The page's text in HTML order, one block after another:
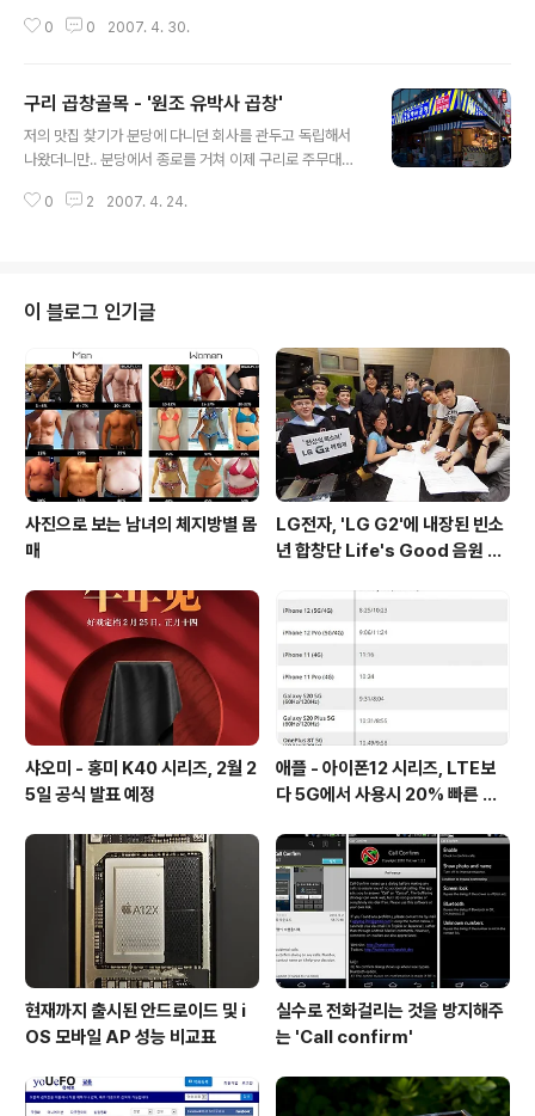
집(?)치고는 어느 페밀리 레스토랑에도 뒤지지 않을 정도
'씨푸드 차우면'을 주문했습니다. 먼저 나온 것은 다양한 해
산물과 야채를 에그 누들위에 얹어낸 씨푸드 차우면(15,9
00원, 부가세별도) 에그면이라 면발의 맛을 느끼기는 어려
잘(?)한게 먹을만 했습니다. 사진상으로는 사이즈 짐작이
0 0 2007. 4. 30.
구리 곱창골목 - '원조 유박사 곱창'
저의 맛집 찾기가 분당에 다니던 회사를 관두고 독립해서
나왔더니만.. 분당에서 종로를 거쳐 이제 구리로 주무대가
근처에 있는 곱창 골목을 다녀왔죠. 구리에 산지는 몇해되
구리 돌다리역, 지하철로는 구리역에서 내리면 되는 곳이
라 교통편은 좋은 곳이고.. 그래서 사람들로 항상 북적이는
곳이라 유동인구도 꽤 많은 지역입니다. 이 곳에서도 유명
한 곱창골목에 들어서면 양쪽으로 곱창(순대곱창)집들이
빽빽하게 들어차 있습니다. 이곳에서 가장 큰 곳인 '원조 유
박사 곱창'에 들어갔는데..
0 2 2007. 4. 24.
이 블로그 인기글
사진으로 보는 남녀의 체지방별 몸
매
LG전자, 'LG G2'에 내장된 빈소
년 합창단 Life's Good 음원 공
샤오미 - 홍미 K40 시리즈, 2월 2
5일 공식 발표 예정
애플 - 아이폰12 시리즈, LTE보
다 5G에서 사용시 20% 빠른 배
현재까지 출시된 안드로이드 및 i
OS 모바일 AP 성능 비교표
실수로 전화걸리는 것을 방지해주
는 'Call confirm'